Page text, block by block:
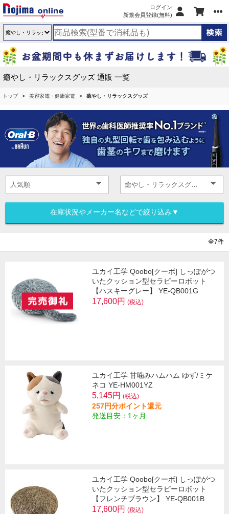
ログイン
新規会員登録(無料)
癒やし・リラックスグッズ 通販 一覧
トップ 美容家電・健康家電 癒やし・リラックスグッズ
在庫状況やメーカー名などで絞り込み▼
全7件
ユカイ工学 Qoobo[クーボ] しっぽがつ
いたクッション型セラピーロボット
【ハスキーグレー】 YE-QB001G
17,600円 (税込)
ユカイ工学 甘噛みハムハム ゆず/ミケ
ネコ YE-HM001YZ
5,145円 (税込)
257円分ポイント還元
発送目安：1ヶ月
ユカイ工学 Qoobo[クーボ] しっぽがつ
いたクッション型セラピーロボット
【フレンチブラウン】 YE-QB001B
17,600円 (税込)